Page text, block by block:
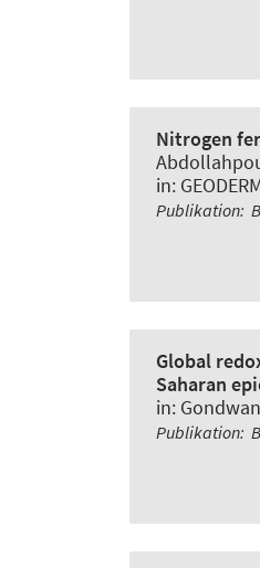
Nitrogen
in:
Publikation:
Global
Saharan
in:
Publikation: